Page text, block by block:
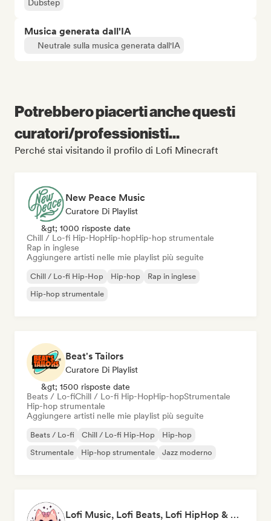
Dubstep
Musica generata dall'IA
Neutrale sulla musica generata dall'IA
Potrebbero piacerti anche questi
curatori/professionisti...
Perché stai visitando il profilo di Lofi Minecraft
New Peace Music
Curatore Di Playlist
&gt; 1000 risposte date
Chill / Lo-fi Hip-HopHip-hopHip-hop strumentale
Rap in inglese
Aggiungere artisti nelle mie playlist più seguite
Chill / Lo-fi Hip-Hop Hip-hop
Rap in inglese
Hip-hop strumentale
Beat's Tailors
Curatore Di Playlist
&gt; 1500 risposte date
Beats / Lo-fiChill / Lo-fi Hip-HopHip-hopStrumentale
Hip-hop strumentale
Aggiungere artisti nelle mie playlist più seguite
Beats / Lo-fi Chill / Lo-fi Hip-Hop
Hip-hop
Strumentale
Hip-hop strumentale Jazz moderno
Lofi Music, Lofi Beats, Lofi HipHop & Study Beats